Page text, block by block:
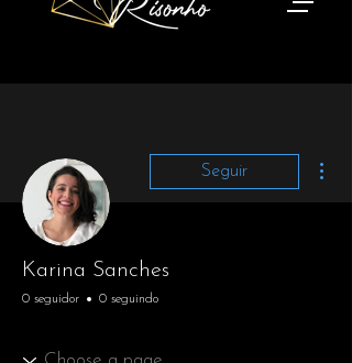
Seguir
Karina Sanches
0 seguidor 0 seguindo